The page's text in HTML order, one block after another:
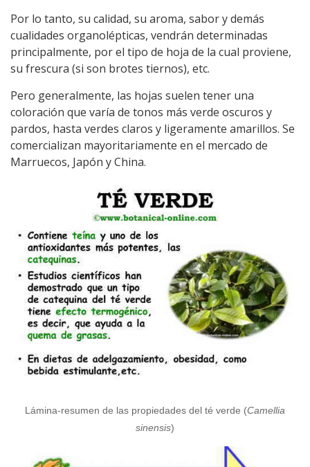
Por lo tanto, su calidad, su aroma, sabor y demás
cualidades organolépticas, vendrán determinadas
principalmente, por el tipo de hoja de la cual proviene,
su frescura (si son brotes tiernos), etc.
Pero generalmente, las hojas suelen tener una
coloración que varía de tonos más verde oscuros y
pardos, hasta verdes claros y ligeramente amarillos. Se
comercializan mayoritariamente en el mercado de
Marruecos, Japón y China.
Lámina-resumen de las propiedades del té verde (Camellia
sinensis)